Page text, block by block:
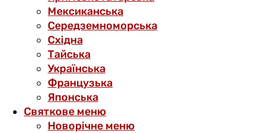
Мексиканська
Середземноморська
Східна
Тайська
Українська
Французька
Японська
Святкове меню
Новорічне меню